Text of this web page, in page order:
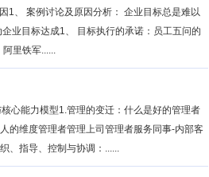
1、 案例讨论及原因分析： 企业目标总是难以
业目标达成1、 目标执行的承诺：员工五问的
里铁军......
心能力模型1.管理的变迁：什么是好的管理者
的维度管理者管理上司管理者服务同事-内部客
、指导、控制与协调：......